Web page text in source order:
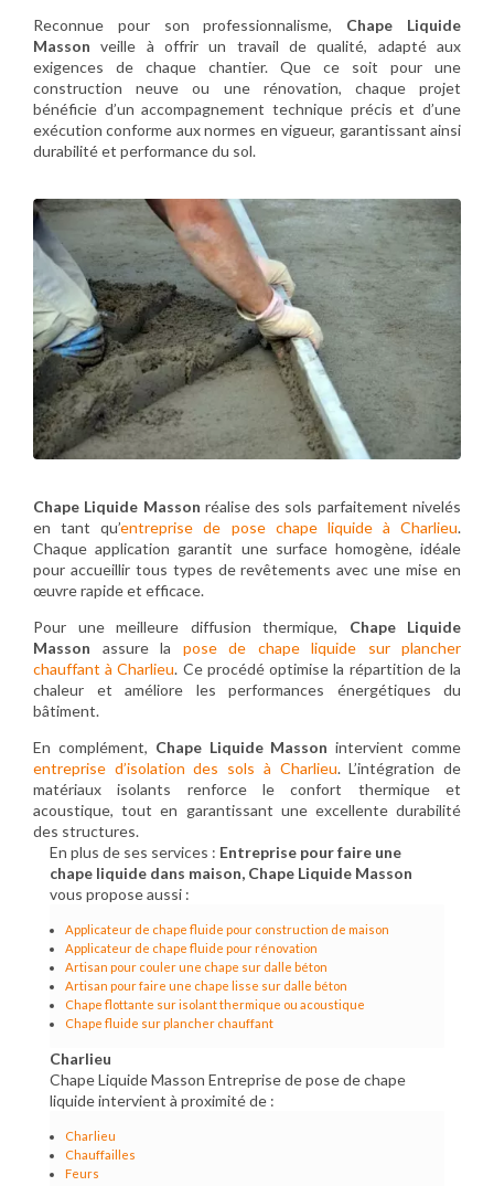
Reconnue pour son professionnalisme, Chape Liquide
Masson veille à offrir un travail de qualité, adapté aux
exigences de chaque chantier. Que ce soit pour une
construction neuve ou une rénovation, chaque projet
bénéficie d’un accompagnement technique précis et d’une
exécution conforme aux normes en vigueur, garantissant ainsi
durabilité et performance du sol.
Chape Liquide Masson réalise des sols parfaitement nivelés
en tant qu’entreprise de pose chape liquide à Charlieu.
Chaque application garantit une surface homogène, idéale
pour accueillir tous types de revêtements avec une mise en
œuvre rapide et efficace.
Pour une meilleure diffusion thermique, Chape Liquide
Masson assure la pose de chape liquide sur plancher
chauffant à Charlieu. Ce procédé optimise la répartition de la
chaleur et améliore les performances énergétiques du
bâtiment.
En complément, Chape Liquide Masson intervient comme
entreprise d’isolation des sols à Charlieu. L’intégration de
matériaux isolants renforce le confort thermique et
acoustique, tout en garantissant une excellente durabilité
des structures.
En plus de ses services : Entreprise pour faire une
chape liquide dans maison, Chape Liquide Masson
vous propose aussi :
Applicateur de chape fluide pour construction de maison
Applicateur de chape fluide pour rénovation
Artisan pour couler une chape sur dalle béton
Artisan pour faire une chape lisse sur dalle béton
Chape flottante sur isolant thermique ou acoustique
Chape fluide sur plancher chauffant
Charlieu
Chape Liquide Masson Entreprise de pose de chape
liquide intervient à proximité de :
Charlieu
Chauffailles
Feurs